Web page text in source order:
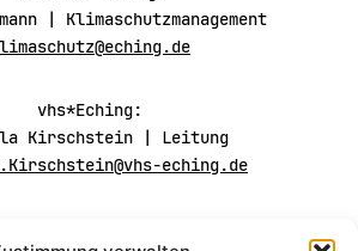
| Klimaschutzmanagement
vhs*Eching:
Kirschstein | Leitung
eching.de